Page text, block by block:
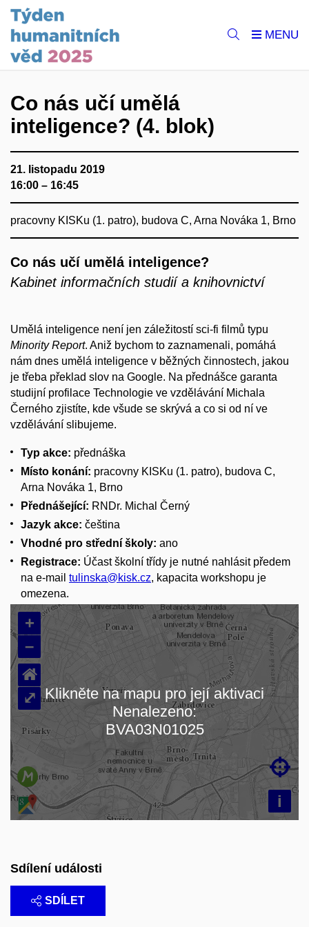
Co nás učí umělá
inteligence? (4. blok)
21. listopadu 2019
16:00 – 16:45
pracovny KISKu (1. patro), budova C, Arna Nováka 1, Brno
Co nás učí umělá inteligence?
Kabinet informačních studií a knihovnictví
Umělá inteligence není jen záležitostí sci-fi filmů typu
Minority Report. Aniž bychom to zaznamenali, pomáhá
nám dnes umělá inteligence v běžných činnostech, jakou
je třeba překlad slov na Google. Na přednášce garanta
studijní profilace Technologie ve vzdělávání Michala
Černého zjistíte, kde všude se skrývá a co si od ní ve
vzdělávání slibujeme.
Typ akce: přednáška
Místo konání: pracovny KISKu (1. patro), budova C,
Arna Nováka 1, Brno
Přednášející: RNDr. Michal Černý
Jazyk akce: čeština
Vhodné pro střední školy: ano
Registrace: Účast školní třídy je nutné nahlásit předem
na e-mail tulinska@kisk.cz, kapacita workshopu je
omezena.
Načítám mapu…
+
–
i

⌂
⤢ Klikněte na mapu pro její aktivaci
Nenalezeno:
BVA03N01025
Sdílení události
SDÍLET